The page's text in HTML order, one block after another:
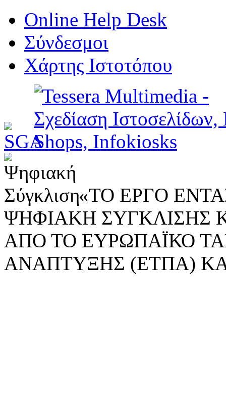
Online Help Desk
Σύνδεσμοι
Χάρτης Ιστοτόπου
«ΤΟ ΕΡΓΟ
ΨΗΦΙΑΚΗ ΣΥΓΚΛΙΣΗΣ
ΑΠΟ ΤΟ ΕΥΡΩΠΑΪΚΟ
ΑΝΑΠΤΥΞΗΣ (ΕΤΠΑ)